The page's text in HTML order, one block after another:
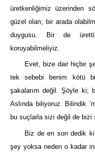
üretkenliğimiz üzerinden
güzel olan; bir arada
duygusu. Bir de
koruyabilmeliyiz.
Evet, bize dair hiçbir
tek sebebi benim kötü
şakalarım değil. Şöyle ki;
Aslında biliyoruz. Bilindik
bu suçlarla sizi değil de bizi
Biz de en son dedik
şey yoksa neden o kadar